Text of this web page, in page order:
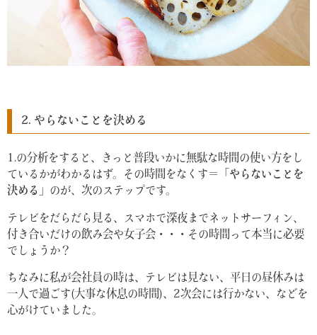
2. やらないことを決める
1.の分析をすると、きっと普段いかに無駄な時間の使い方をし
ているかがわかるはず。その時間をなくす＝
「やらないことを
決める」 のが、次のステップです。
テレビをだらだら見る、スマホで深夜までネットサーフィン、
付き合いだけの飲み会や女子会・・・その時間って本当に必要
でしょうか？
ちなみに私が会社員の時は、テレビは見ない、平日の昼休みは
一人で過ごす(大事な休息の時間)、2次会には行かない、などを
心がけていました。